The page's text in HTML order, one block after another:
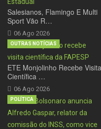
Salesianos, Flamingo E Multi
Sport Vão R…
06 Ago 2026
ETE Monjolinho Recebe Visita
Científica …
06 Ago 2026
OUTRAS NOTÍCIAS
POLÍTICA